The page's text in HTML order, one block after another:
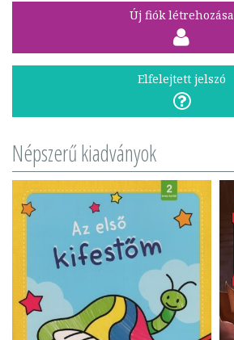
Új fiók létrehozása
Elfelejtett jelszó
Népszerű kiadványok